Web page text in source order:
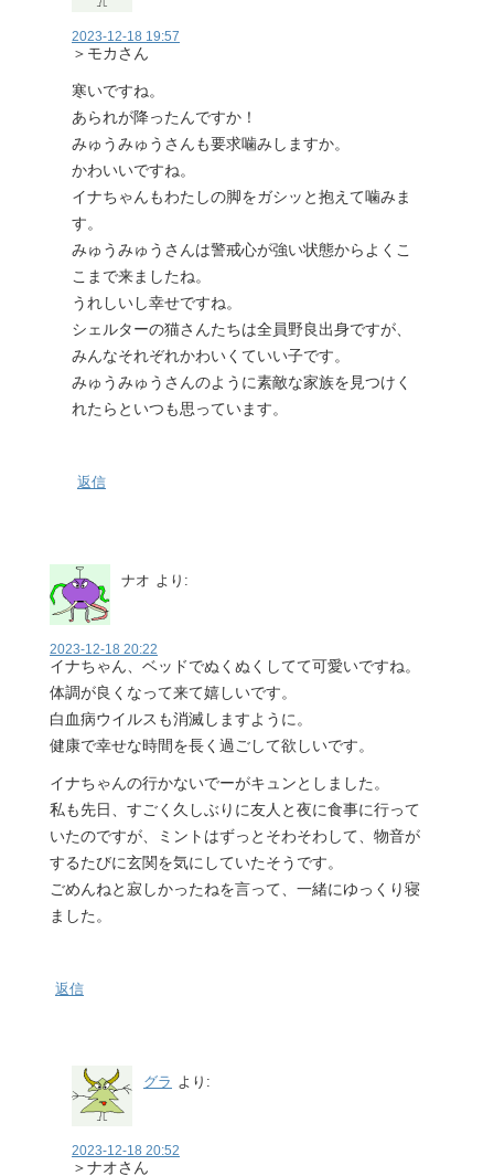
2023-12-18 19:57
＞モカさん
寒いですね。
あられが降ったんですか！
みゅうみゅうさんも要求噛みしますか。
かわいいですね。
イナちゃんもわたしの脚をガシッと抱えて噛みま
す。
みゅうみゅうさんは警戒心が強い状態からよくこ
こまで来ましたね。
うれしいし幸せですね。
シェルターの猫さんたちは全員野良出身ですが、
みんなそれぞれかわいくていい子です。
みゅうみゅうさんのように素敵な家族を見つけく
れたらといつも思っています。
返信
ナオ より:
2023-12-18 20:22
イナちゃん、ベッドでぬくぬくしてて可愛いですね。
体調が良くなって来て嬉しいです。
白血病ウイルスも消滅しますように。
健康で幸せな時間を長く過ごして欲しいです。
イナちゃんの行かないでーがキュンとしました。
私も先日、すごく久しぶりに友人と夜に食事に行って
いたのですが、ミントはずっとそわそわして、物音が
するたびに玄関を気にしていたそうです。
ごめんねと寂しかったねを言って、一緒にゆっくり寝
ました。
返信
グラ より:
2023-12-18 20:52
＞ナオさん